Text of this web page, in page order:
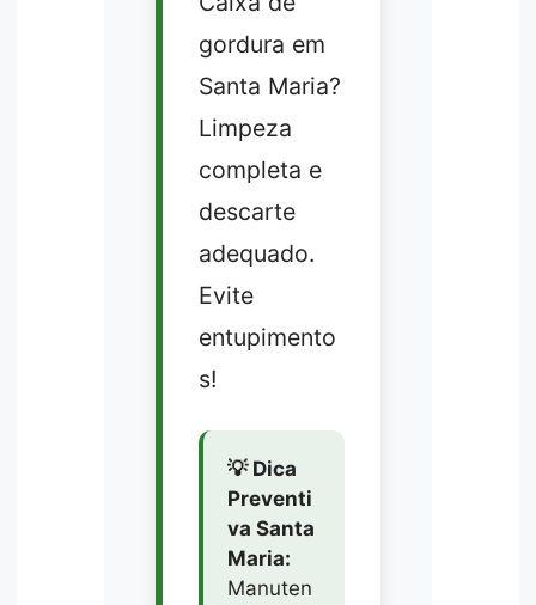
gordura em
Santa Maria?
Limpeza
completa e
descarte
adequado.
Evite
entupimento
s!
💡 Dica
Preventi
va Santa
Maria:
Manuten